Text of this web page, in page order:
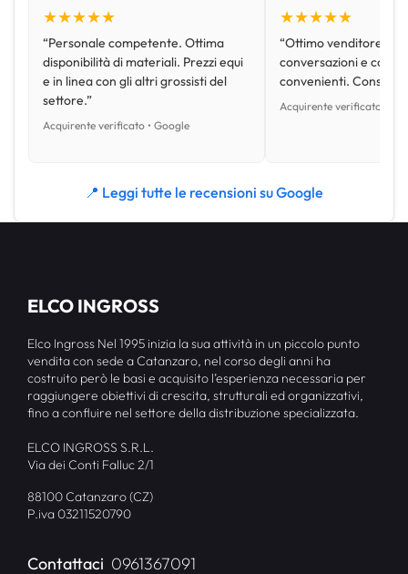
★★★★★
“Personale competente. Ottima
disponibilità di materiali. Prezzi equi
e in linea con gli altri grossisti del
settore.”
Acquirente verificato • Google
★★★★★
“Ottimo venditore,
conversazioni e con
convenienti.
Acquirente verificato •
📍 Leggi tutte le recensioni su Google
ELCO INGROSS
Elco Ingross Nel 1995 inizia la sua attività in un piccolo punto
vendita con sede a Catanzaro, nel corso degli anni ha
costruito però le basi e acquisito l’esperienza necessaria per
raggiungere obiettivi di crescita, strutturali ed organizzativi,
fino a confluire nel settore della distribuzione specializzata.
ELCO INGROSS S.R.L.
Via dei Conti Falluc 2/1
88100 Catanzaro (CZ)
P.iva 03211520790
Contattaci 0961367091